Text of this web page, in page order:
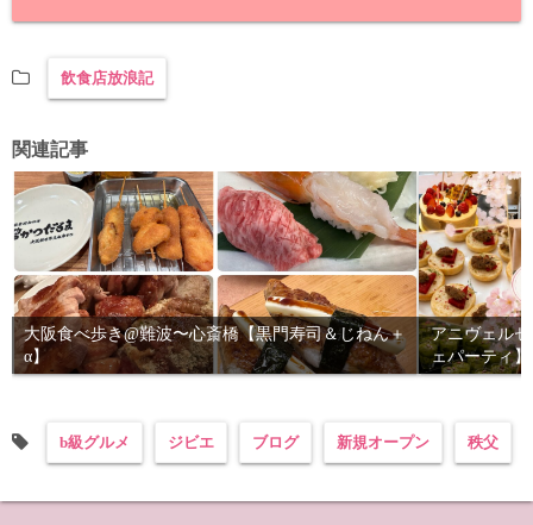
飲食店放浪記
関連記事
大阪食べ歩き@難波〜心斎橋【黒門寿司＆じねん＋
α】
アニヴェル
ェパーティ】
b級グルメ ジビエ ブログ 新規オープン 秩父